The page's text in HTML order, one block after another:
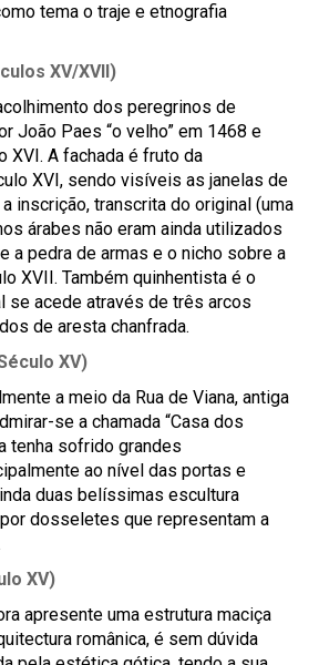
tema o traje e etnografia
XV/XVII)
dos peregrinos de
João Paes “o velho” em 1468 e
XVI. A fachada é fruto da
XVI, sendo visíveis as janelas de
inscrição, transcrita do original (uma
árabes não eram ainda utilizados
a pedra de armas e o nicho sobre a
XVII. Também quinhentista é o
se acede através de três arcos
de aresta chanfrada.
XV)
a meio da Rua de Viana, antiga
se a chamada “Casa dos
tenha sofrido grandes
ao nível das portas e
duas belíssimas escultura
dosseletes que representam a
XV)
apresente uma estrutura maciça
românica, é sem dúvida